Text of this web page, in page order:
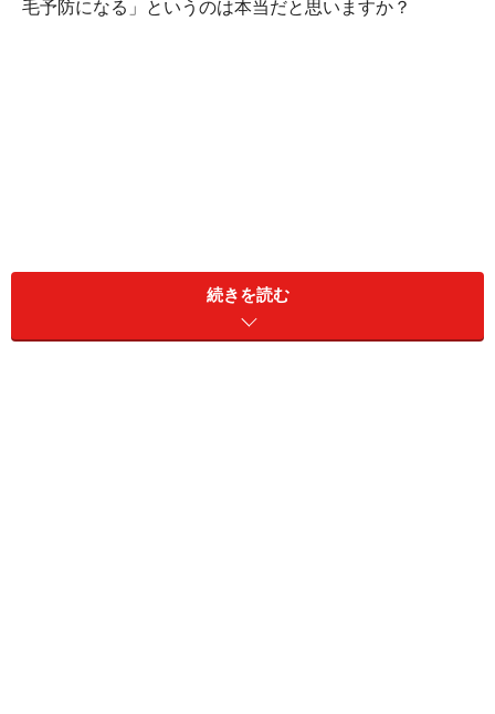
毛予防になる」というのは本当だと思いますか？
続きを読む